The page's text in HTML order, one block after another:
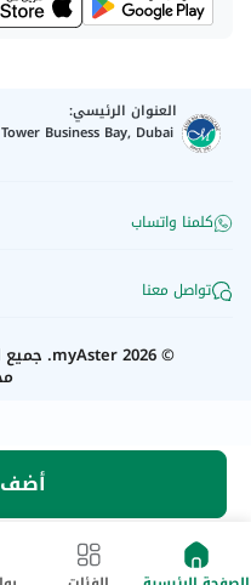
أضف
العنوان الرئيسي:
Business Bay, Dubai
كلمنا واتساب
تواصل معنا
©
2026
myAster.